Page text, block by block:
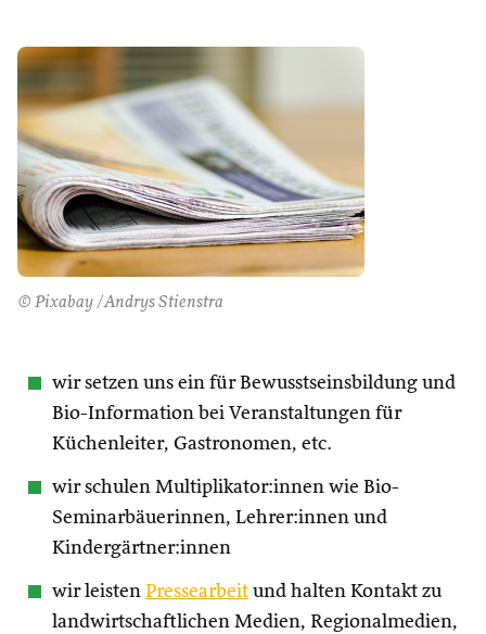
© Pixabay /Andrys Stienstra
wir setzen uns ein für Bewusstseinsbildung und
Bio-Information bei Veranstaltungen für
Küchenleiter, Gastronomen, etc.
wir schulen Multiplikator:innen wie Bio-
Seminarbäuerinnen, Lehrer:innen und
Kindergärtner:innen
wir leisten Pressearbeit und halten Kontakt zu
landwirtschaftlichen Medien, Regionalmedien,